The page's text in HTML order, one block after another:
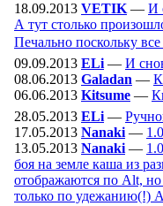
18.09.2013 VETIK — И
А тут столько
Печально поскольку
09.09.2013 ELi — И
08.06.2013 Galadan —
06.06.2013 Kitsume —
28.05.2013 ELi —
17.05.2013 Nanaki —
13.05.2013 Nanaki —
боя на земле каша из
отображаются по Alt,
только по удежанию(!)